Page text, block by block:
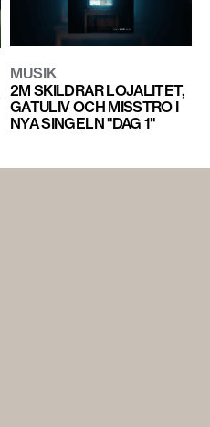
MUSIK
2M SKILDRAR LOJALITET,
GATULIV OCH MISSTRO I
NYA SINGELN "DAG 1"